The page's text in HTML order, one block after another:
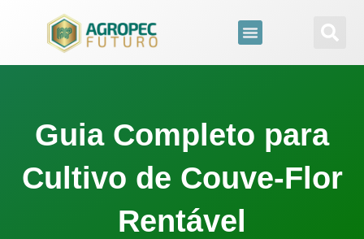
conteúdo
Guia Completo para
Cultivo de Couve-Flor
Rentável